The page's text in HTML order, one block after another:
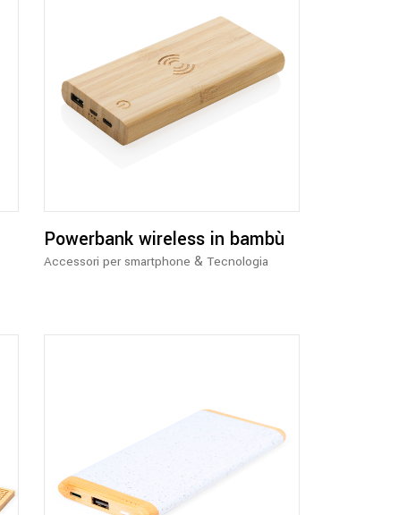
Powerbank wireless in bambù
Accessori per smartphone &Tecnologia